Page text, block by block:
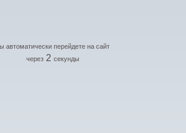
автоматически перейдете на сайт
через 2 секунды